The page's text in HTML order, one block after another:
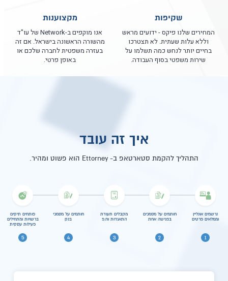
שקיפות
המחירים שלנו פיקס - ידועים מראש
וללא עלות שעתית. לא תצטרכו
בחיים יותר לנחש כמה תשלמו על
שירות משפטי בסוף העבודה.
מקצוענות
אנו מוקפים ב-Network של עו"ד
מהשורה הראשונה בישראל. אם זה
בעזרה משפטית לחברה שלכם או
באופן פרטי.
איך זה עובד
התהליך להקמת סטארטאפ ב- Ettorney הוא פשוט ומהיר.
נרשמים אונליין
וממלאים פרטים
חותמים על מסמכים
בפגישה אחת
מקבלים תעודת
התאגדות וח.פ
חותמים על מסמכי
בנק
פותחים תיקים
ברשויות ומתחילים
פעילות עסקית